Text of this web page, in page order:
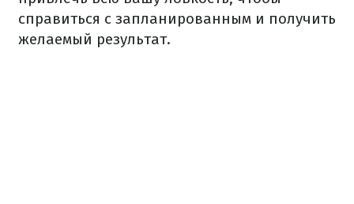
справиться с запланированным и получить
желаемый результат.